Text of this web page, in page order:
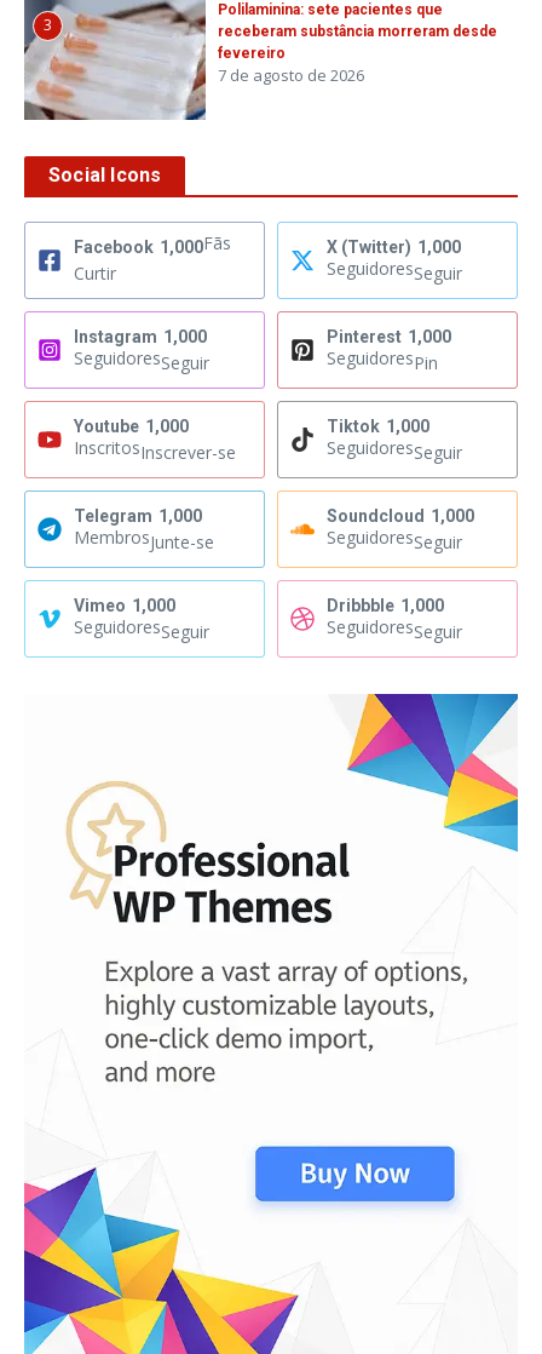
3
Polilaminina: sete pacientes que
receberam substância morreram desde
fevereiro
7 de agosto de 2026
Social Icons
Facebook 1,000Fãs
Curtir
X (Twitter) 1,000
SeguidoresSeguir
Instagram 1,000
SeguidoresSeguir
Pinterest 1,000
SeguidoresPin
Youtube 1,000
InscritosInscrever-se
Tiktok 1,000
SeguidoresSeguir
Telegram 1,000
MembrosJunte-se
Soundcloud 1,000
SeguidoresSeguir
Vimeo 1,000
SeguidoresSeguir
Dribbble 1,000
SeguidoresSeguir